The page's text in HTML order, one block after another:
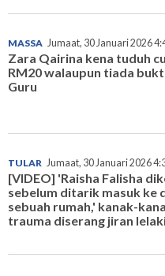
MASSA Jumaat, 30 Januari 2026
Zara Qairina kena tuduh
RM20 walaupun tiada
Guru
TULAR Jumaat, 30 Januari 2026
[VIDEO] 'Raisha Falisha
sebelum ditarik masuk ke
sebuah rumah,' kanak-
trauma diserang jiran